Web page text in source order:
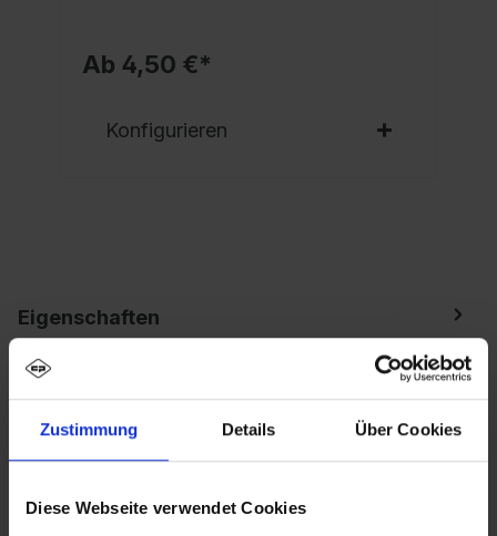
Zustimmung Details Über Cookies
Diese Webseite verwendet Cookies
Ab 4,50 €*
Konfigurieren
Eigenschaften
Spind Evolo PLUS, 2 Abteile, Abteilbreite 400
mm, Korpus aus stabiler Stahlkonstruktion mit
Mehr